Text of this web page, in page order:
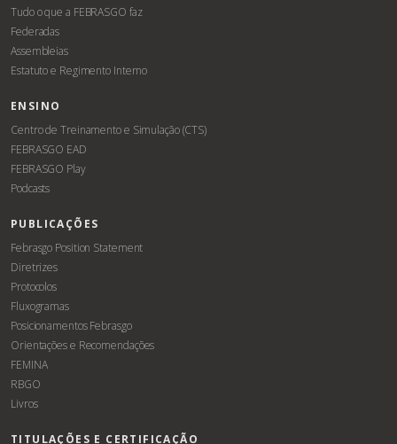
Tudo o que a FEBRASGO faz
Federadas
Assembleias
Estatuto e Regimento Interno
ENSINO
Centro de Treinamento e Simulação (CTS)
FEBRASGO EAD
FEBRASGO Play
Podcasts
PUBLICAÇÕES
Febrasgo Position Statement
Diretrizes
Protocolos
Fluxogramas
Posicionamentos Febrasgo
Orientações e Recomendações
FEMINA
RBGO
Livros
TITULAÇÕES E CERTIFICAÇÃO